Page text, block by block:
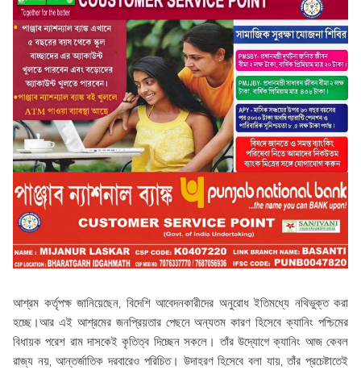
আশ্রম কর্তৃপক্ষ জানিয়েছেন, বিদেশি আবেদনকারীদের অনুরোধ ইতিমধ্যে নথিভুক্ত করা
হচ্ছে।আর এই আশ্রমের জনপ্রিয়তার পেছনে অন্যতম কারণ হিসেবে ক্যানিং পশ্চিমের
বিধায়ক পরেশ রাম দাসকেই কৃতিত্ব দিচ্ছেন সকলে। তাঁর উদ্যোগে ক্যানিং আজ কেবল
রাজ্য নয়, আন্তর্জাতিক দরবারেও পরিচিত। উদাহরণ হিসেবে বলা যায়, তাঁর প্রচেষ্টাতেই